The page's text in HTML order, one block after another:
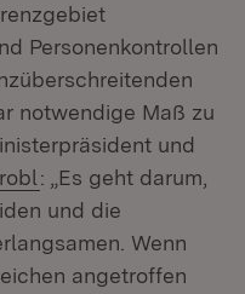
Personenkontrollen
notwendige Maß zu
und
: „Es geht darum,
und die
Wenn
angetroffen